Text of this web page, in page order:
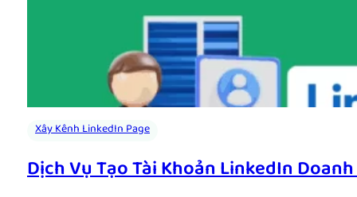
Xây Kênh LinkedIn Page
Dịch Vụ Tạo Tài Khoản LinkedIn